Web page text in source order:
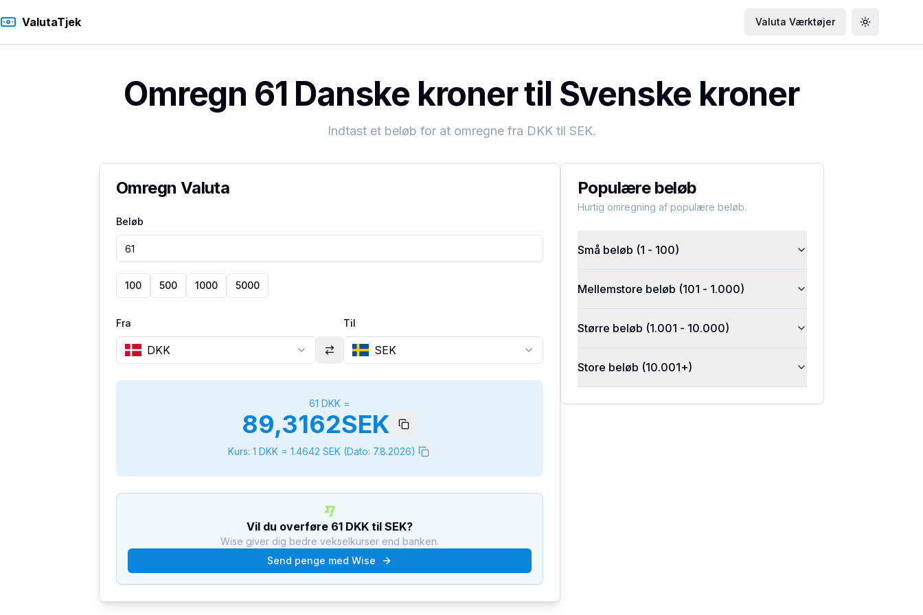
ValutaTjek Valuta Værktøjer Toggle
Omregn 61 Danske kroner til Svenske kroner
Indtast et beløb for at omregne fra DKKtil SEK.
Omregn Valuta
Beløb
100 500 1000 5000
Fra
DKK
Til
SEK
61 DKK =
89,3162SEK
Kurs: 1 DKK= 1.4642 SEK(Dato: 7.8.2026)
Vil du overføre 61 DKK til SEK?
Wise giver dig bedre vekselkurser end banken.
Send penge med Wise
Populære beløb
Hurtig omregning af populære beløb.
Små beløb (1 - 100)
Mellemstore beløb (101 - 1.000)
Større beløb (1.001 - 10.000)
Store beløb (10.001+)